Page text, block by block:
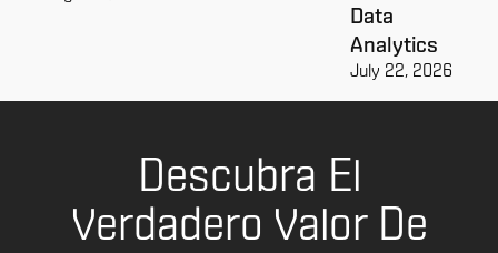
Data
Analytics
July 22, 2026
Descubra El
Verdadero Valor De